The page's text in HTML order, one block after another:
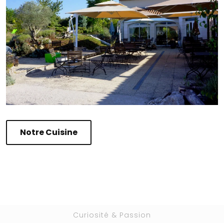
Notre Cuisine
Curiosité & Passion